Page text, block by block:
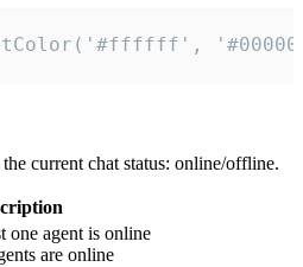
current chat status: online/offline.
one agent is online
are online